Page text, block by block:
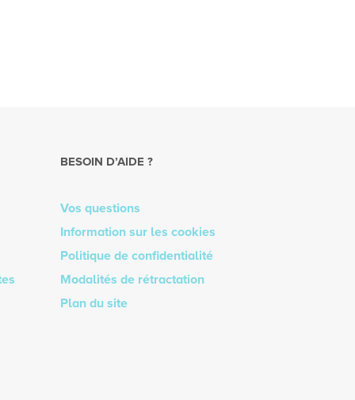
BESOIN D’AIDE ?
Vos questions
Information sur les cookies
Politique de confidentialité
Modalités de rétractation
Plan du site